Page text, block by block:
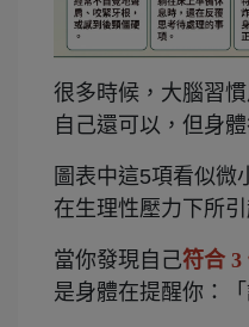
很多時候，大腦習
自己還可以，但身
圖表中這5項看似微
在生理性壓力下所
當你發現自己符合 3
是身體在提醒你：